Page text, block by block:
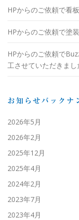
HPからのご依頼で看
HPからのご依頼で塗
HPからのご依頼で
工させていただきまし
お知らせバックナ
2026年5月
2026年2月
2025年12月
2025年4月
2024年2月
2023年7月
2023年4月